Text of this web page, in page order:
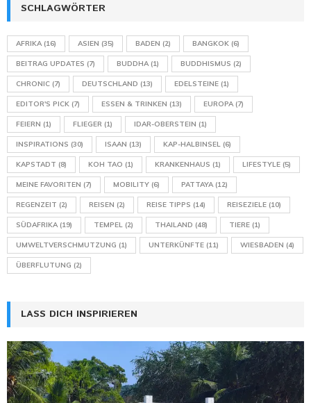
SCHLAGWÖRTER
AFRIKA(16) ASIEN (35) BADEN (2) BANGKOK (6)
BEITRAG UPDATES (7) BUDDHA(1) BUDDHISMUS (2)
CHRONIC (7) DEUTSCHLAND (13) EDELSTEINE (1)
EDITOR'S PICK (7) ESSEN & TRINKEN (13) EUROPA(7)
FEIERN (1) FLIEGER (1) IDAR-OBERSTEIN (1)
INSPIRATIONS (30) ISAAN (13) KAP-HALBINSEL (6)
KAPSTADT (8) KOH TAO (1) KRANKENHAUS (1) LIFESTYLE (5)
MEINE FAVORITEN (7) MOBILITY (6) PATTAYA(12)
REGENZEIT (2) REISEN (2) REISE TIPPS (14) REISEZIELE (10)
SÜDAFRIKA(19) TEMPEL (2) THAILAND (48) TIERE (1)
UMWELTVERSCHMUTZUNG (1) UNTERKÜNFTE (11) WIESBADEN (4)
ÜBERFLUTUNG (2)
LASS DICH INSPIRIEREN